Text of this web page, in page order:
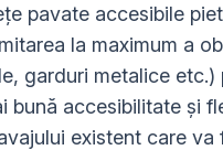
pavate accesibile
la maximum a
garduri metalice
bună accesibilitate și
existent care